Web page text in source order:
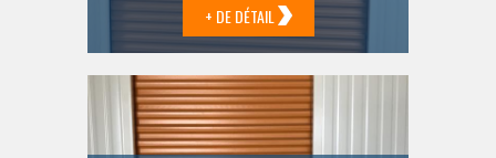
+ DE DÉTAIL